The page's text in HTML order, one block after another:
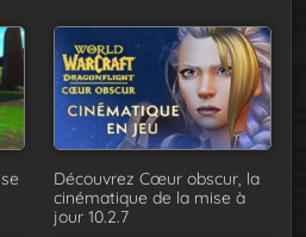
Découvrez Cœur obscur, la
cinématique de la mise à
jour 10.2.7